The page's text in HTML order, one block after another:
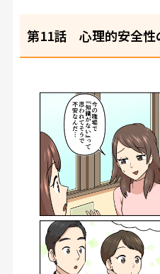
第11話 心理的安全性